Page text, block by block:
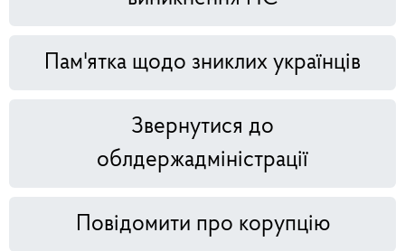
Пам'ятка щодо зниклих українців
Звернутися до
облдержадміністрації
Повідомити про корупцію